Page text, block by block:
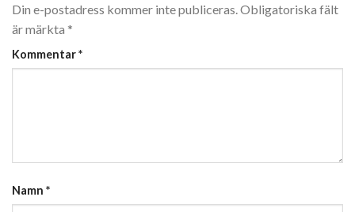
Din e-postadress kommer inte publiceras.Obligatoriska fält
är märkta *
Kommentar*
Namn *